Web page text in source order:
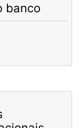
banco